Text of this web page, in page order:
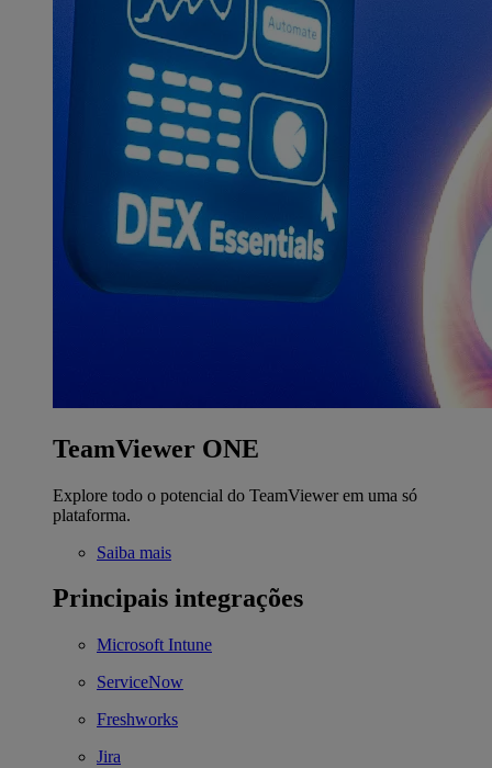
TeamViewer ONE
Explore todo o potencial do TeamViewer em uma só
plataforma.
Saiba mais
Principais integrações
Microsoft Intune
ServiceNow
Freshworks
Jira